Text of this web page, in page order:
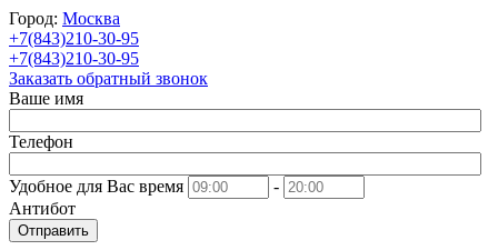
Город: Москва
+7(843)210-30-95
+7(843)210-30-95
Заказать обратный звонок
Ваше имя
Телефон
Удобное для Вас время
-
Антибот
Отправить